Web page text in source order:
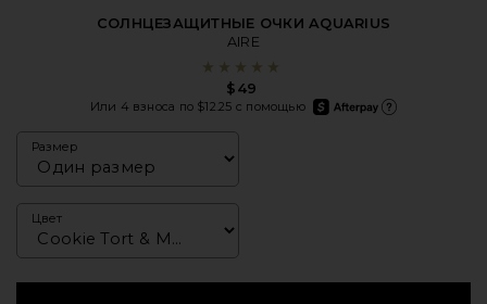
СОЛНЦЕЗАЩИТНЫЕ ОЧКИ AQUARIUS
AIRE
$49
Или 4 взноса по $12.25 с помощью
afterpay
Размер
Цвет